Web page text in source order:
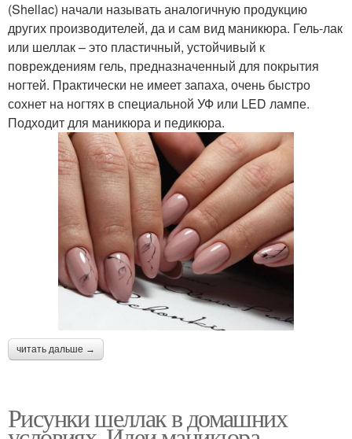
(Shellac) начали называть аналогичную продукцию
других производителей, да и сам вид маникюра. Гель-лак
или шеллак – это пластичный, устойчивый к
повреждениям гель, предназначенный для покрытия
ногтей. Практически не имеет запаха, очень быстро
сохнет на ногтях в специальной УФ или LED лампе.
Подходит для маникюра и педикюра.
читать дальше →
Рисунки шеллак в домашних